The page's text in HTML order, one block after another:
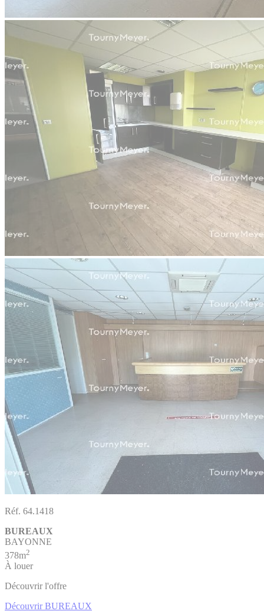
Réf. 64.1418
BUREAUX
BAYONNE
378m2
À louer
Découvrir l'offre
Découvrir BUREAUX